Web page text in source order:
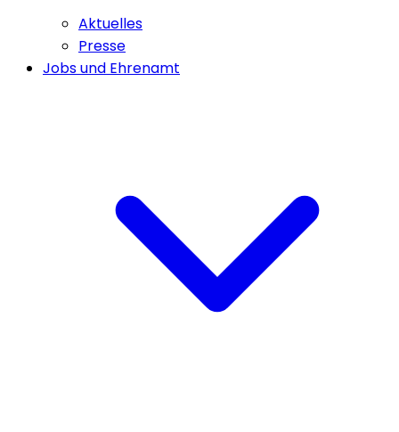
Aktuelles
Presse
Jobs und Ehrenamt